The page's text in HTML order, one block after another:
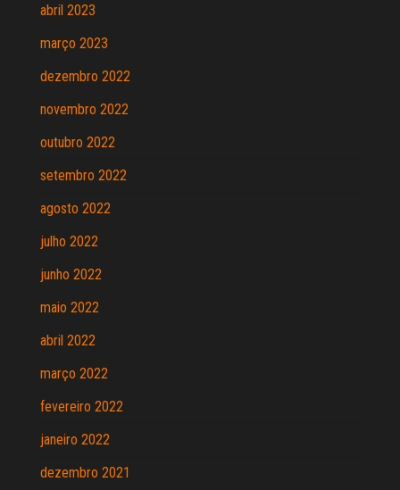
abril 2023
março 2023
dezembro 2022
novembro 2022
outubro 2022
setembro 2022
agosto 2022
julho 2022
junho 2022
maio 2022
abril 2022
março 2022
fevereiro 2022
janeiro 2022
dezembro 2021